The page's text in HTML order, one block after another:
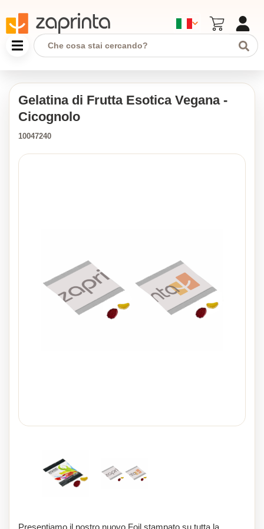
Gelatina di Frutta Esotica Vegana -
Cicognolo
10047240
Presentiamo il nostro nuovo Foil stampato su tutta la